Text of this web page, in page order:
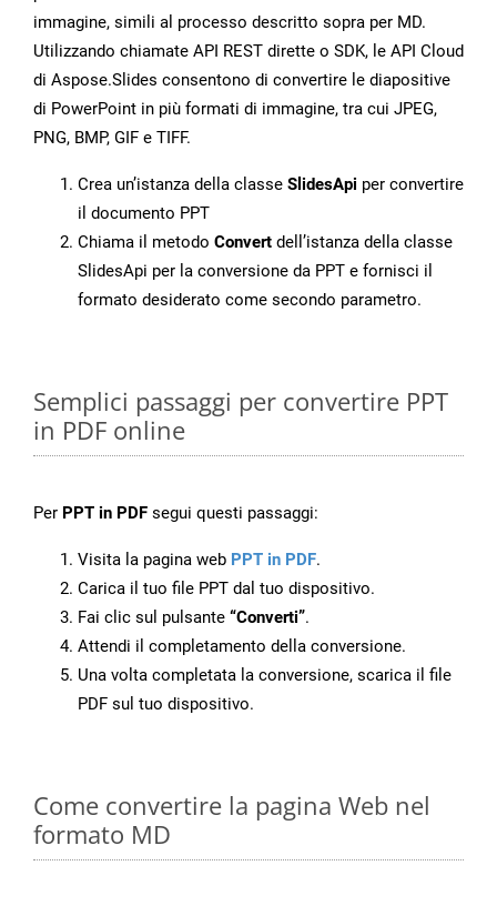
immagine, simili al processo descritto sopra per MD.
Utilizzando chiamate API REST dirette o SDK, le API Cloud
di Aspose.Slides consentono di convertire le diapositive
di PowerPoint in più formati di immagine, tra cui JPEG,
PNG, BMP, GIF e TIFF.
Crea un’istanza della classe SlidesApi per convertire
il documento PPT
Chiama il metodo Convert dell’istanza della classe
SlidesApi per la conversione da PPT e fornisci il
formato desiderato come secondo parametro.
Semplici passaggi per convertire PPT
in PDF online
Per PPT in PDF segui questi passaggi:
Visita la pagina web PPT in PDF.
Carica il tuo file PPT dal tuo dispositivo.
Fai clic sul pulsante “Converti”.
Attendi il completamento della conversione.
Una volta completata la conversione, scarica il file
PDF sul tuo dispositivo.
Come convertire la pagina Web nel
formato MD